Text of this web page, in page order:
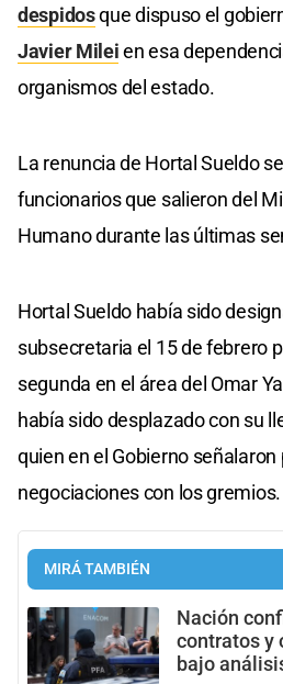
despidosque dispuso el
Javier Mileien esa
organismos del estado.
La renuncia de Hortal Sueldo
funcionarios que salieron del
Humano durante las últimas
Hortal Sueldo había sido
subsecretaria el 15 de febrero
segunda en el área del Omar
había sido desplazado con su
quien en el Gobierno
negociaciones con los gremios.
MIRÁ TAMBIÉN
Nación
contratos y
bajo